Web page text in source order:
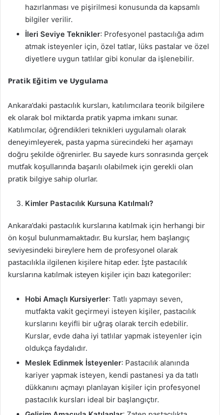
hazırlanması ve pişirilmesi konusunda da kapsamlı
bilgiler verilir.
İleri Seviye Teknikler: Profesyonel pastacılığa adım
atmak isteyenler için, özel tatlar, lüks pastalar ve özel
diyetlere uygun tatlılar gibi konular da işlenebilir.
Pratik Eğitim ve Uygulama
Ankara’daki pastacılık kursları, katılımcılara teorik bilgilere
ek olarak bol miktarda pratik yapma imkanı sunar.
Katılımcılar, öğrendikleri teknikleri uygulamalı olarak
deneyimleyerek, pasta yapma sürecindeki her aşamayı
doğru şekilde öğrenirler. Bu sayede kurs sonrasında gerçek
mutfak koşullarında başarılı olabilmek için gerekli olan
pratik bilgiye sahip olurlar.
Kimler Pastacılık Kursuna Katılmalı?
Ankara’daki pastacılık kurslarına katılmak için herhangi bir
ön koşul bulunmamaktadır. Bu kurslar, hem başlangıç
seviyesindeki bireylere hem de profesyonel olarak
pastacılıkla ilgilenen kişilere hitap eder. İşte pastacılık
kurslarına katılmak isteyen kişiler için bazı kategoriler:
Hobi Amaçlı Kursiyerler: Tatlı yapmayı seven,
mutfakta vakit geçirmeyi isteyen kişiler, pastacılık
kurslarını keyifli bir uğraş olarak tercih edebilir.
Kurslar, evde daha iyi tatlılar yapmak isteyenler için
oldukça faydalıdır.
Meslek Edinmek İsteyenler: Pastacılık alanında
kariyer yapmak isteyen, kendi pastanesi ya da tatlı
dükkanını açmayı planlayan kişiler için profesyonel
pastacılık kursları ideal bir başlangıçtır.